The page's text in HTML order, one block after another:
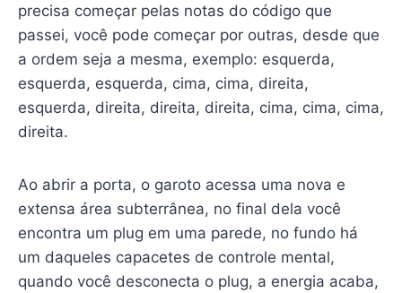
precisa começar pelas notas do código que
passei, você pode começar por outras, desde que
a ordem seja a mesma, exemplo: esquerda,
esquerda, esquerda, cima, cima, direita,
esquerda, direita, direita, direita, cima, cima, cima,
direita.
Ao abrir a porta, o garoto acessa uma nova e
extensa área subterrânea, no final dela você
encontra um plug em uma parede, no fundo há
um daqueles capacetes de controle mental,
quando você desconecta o plug, a energia acaba,